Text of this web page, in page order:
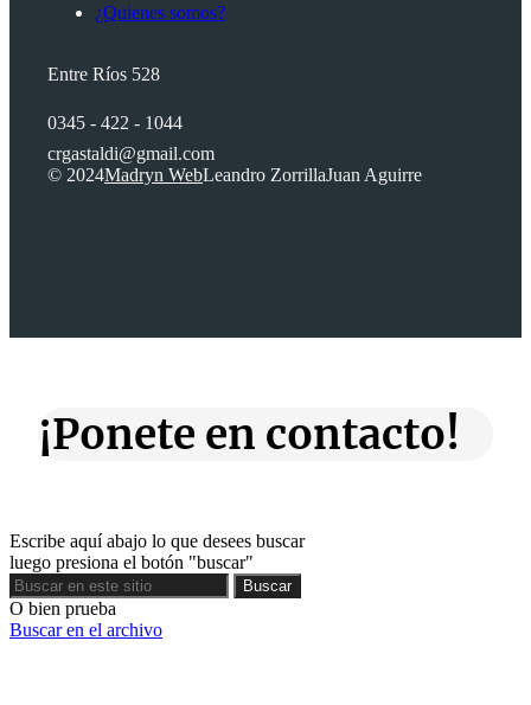
¿Quienes somos?
Entre Ríos 528
0345 - 422 - 1044
crgastaldi@gmail.com
© 2024Madryn WebLeandro ZorrillaJuan Aguirre
¡Ponete en contacto!
Escribe aquí abajo lo que desees buscar
luego presiona el botón "buscar"
Buscar
Buscar
O bien prueba
Buscar en el archivo